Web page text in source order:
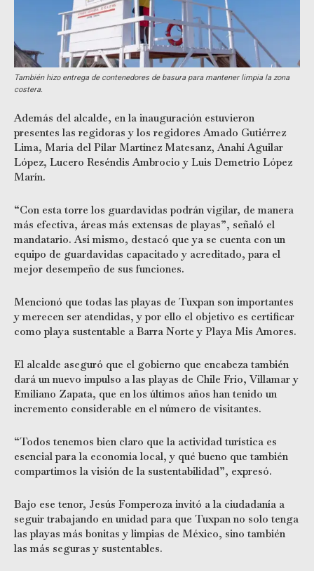
También hizo entrega de contenedores de basura para mantener limpia la zona
costera.
Además del alcalde, en la inauguración estuvieron
presentes las regidoras y los regidores Amado Gutiérrez
Lima, María del Pilar Martínez Matesanz, Anahí Aguilar
López, Lucero Reséndis Ambrocio y Luis Demetrio López
Marín.
“Con esta torre los guardavidas podrán vigilar, de manera
más efectiva, áreas más extensas de playas”, señaló el
mandatario. Así mismo, destacó que ya se cuenta con un
equipo de guardavidas capacitado y acreditado, para el
mejor desempeño de sus funciones.
Mencionó que todas las playas de Tuxpan son importantes
y merecen ser atendidas, y por ello el objetivo es certificar
como playa sustentable a Barra Norte y Playa Mis Amores.
El alcalde aseguró que el gobierno que encabeza también
dará un nuevo impulso a las playas de Chile Frío, Villamar y
Emiliano Zapata, que en los últimos años han tenido un
incremento considerable en el número de visitantes.
“Todos tenemos bien claro que la actividad turística es
esencial para la economía local, y qué bueno que también
compartimos la visión de la sustentabilidad”, expresó.
Bajo ese tenor, Jesús Fomperoza invitó a la ciudadanía a
seguir trabajando en unidad para que Tuxpan no solo tenga
las playas más bonitas y limpias de México, sino también
las más seguras y sustentables.